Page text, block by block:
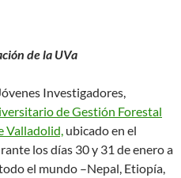
de la UVa
Investigadores,
de Gestión Forestal
Valladolid, ubicado en el
los días 30 y 31 de enero a
el mundo –Nepal, Etiopía,